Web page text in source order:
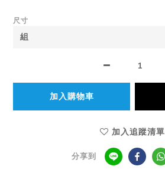
尺寸
加入購物車
加入追蹤清單
分享到